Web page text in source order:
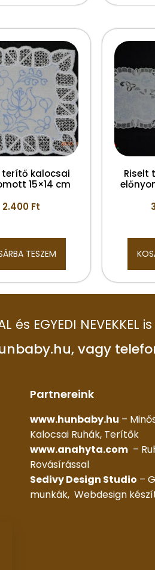
terítő kalocsai
15×14 cm
2.400 Ft
TESZEM
Riselt
és EGYEDI
vagy
Partnereink
www.hunbaby.hu –
Kalocsai Ruhák, Terítők
www.anahyta.com –
Rovásírással
Sedivy Design Studio –
munkák, Webdesign